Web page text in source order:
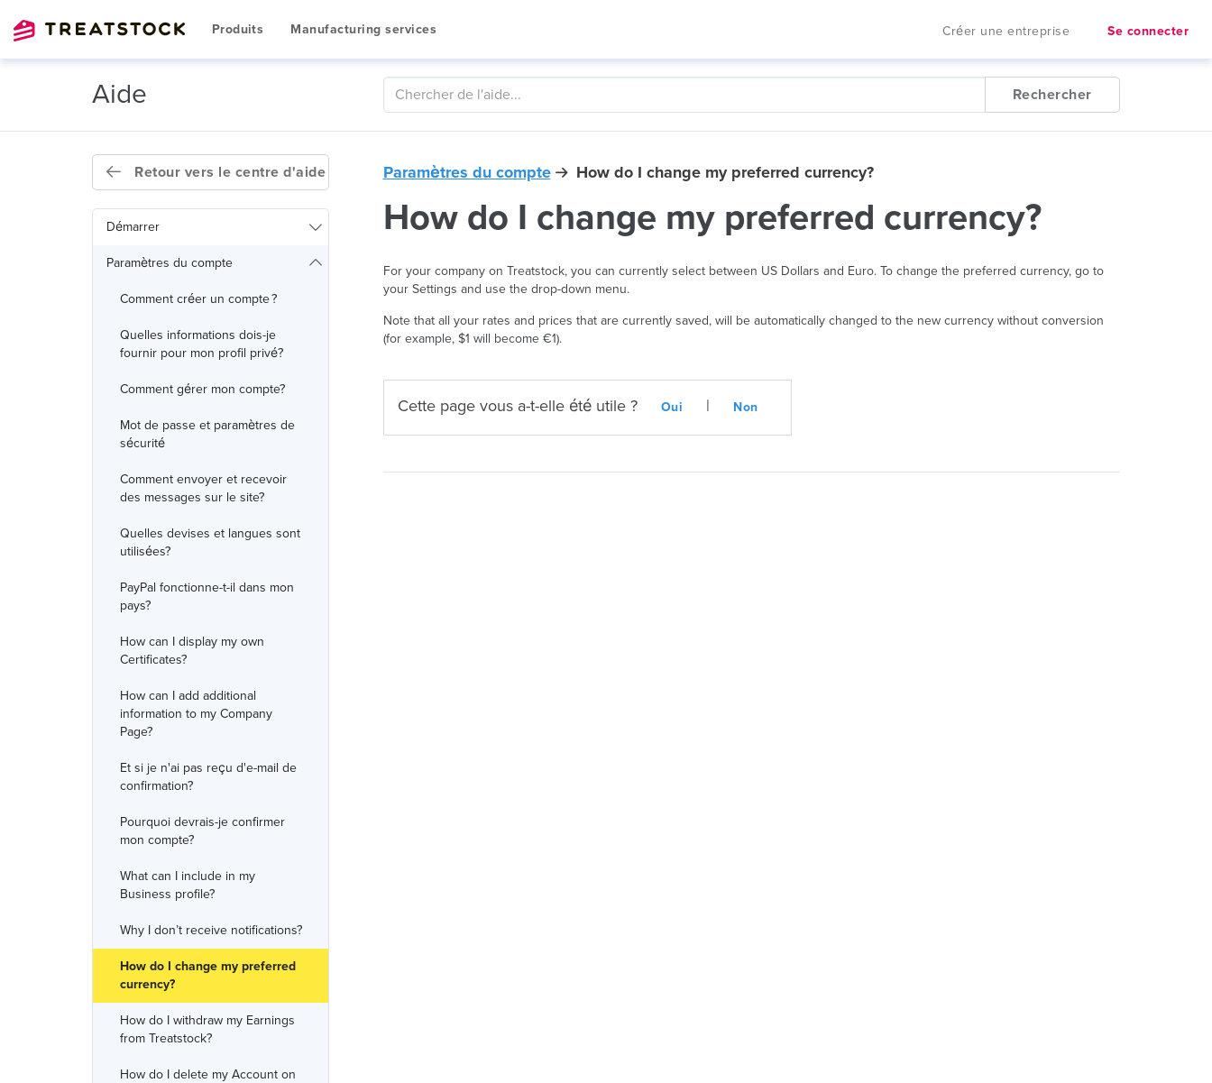
Produits Manufacturing services Créer une entreprise Se connecter
Aide Rechercher
Retour vers le centre d'aide
Démarrer
Paramètres du compte
Comment créer un compte ?
Quelles informations dois-je
fournir pour mon profil privé?
Comment gérer mon compte?
Mot de passe et paramètres de
sécurité
Comment envoyer et recevoir
des messages sur le site?
Quelles devises et langues sont
utilisées?
PayPal fonctionne-t-il dans mon
pays?
How can I display my own
Certificates?
How can I add additional
information to my Company
Page?
Et si je n'ai pas reçu d'e-mail de
confirmation?
Pourquoi devrais-je confirmer
mon compte?
What can I include in my
Business profile?
Why I don’t receive notifications?
How do I change my preferred
currency?
How do I withdraw my Earnings
from Treatstock?
How do I delete my Account on
Paramètres du compte How do I change my preferred currency?
How do I change my preferred currency?
For your company on Treatstock, you can currently select between US Dollars and Euro. To change the preferred currency, go to
your Settings and use the drop-down menu.
Note that all your rates and prices that are currently saved, will be automatically changed to the new currency without conversion
(for example, $1 will become €1).
Cette page vous a-t-elle été utile ? Oui | Non